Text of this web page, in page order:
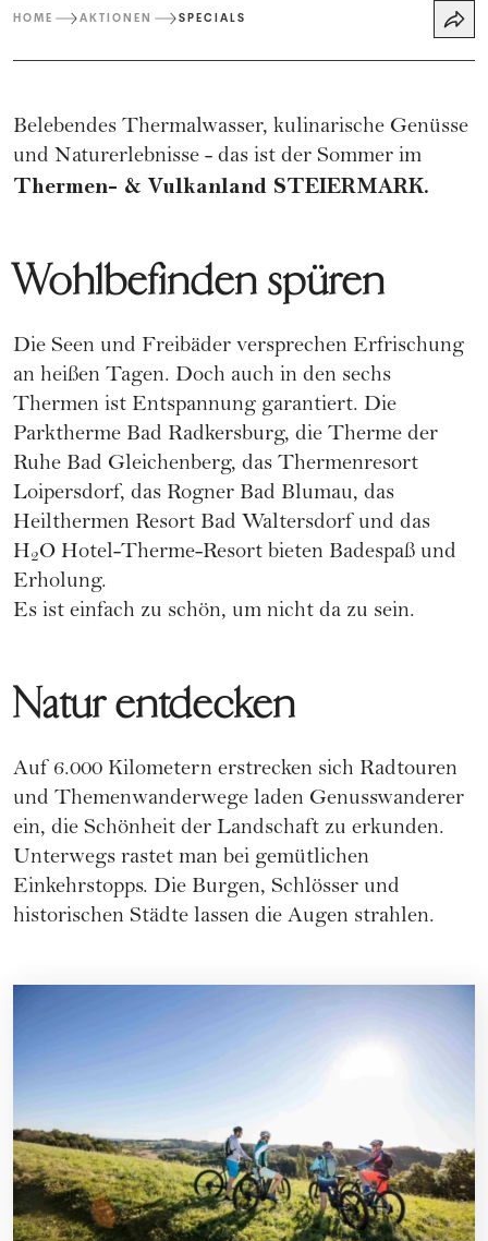
HOME AKTIONEN SPECIALS
Belebendes Thermalwasser, kulinarische Genüsse
und Naturerlebnisse - das ist der Sommer im
Thermen- & Vulkanland STEIERMARK.
Wohlbefinden spüren
Die Seen und Freibäder versprechen Erfrischung
an heißen Tagen. Doch auch in den sechs
Thermen ist Entspannung garantiert. Die
Parktherme Bad Radkersburg, die Therme der
Ruhe Bad Gleichenberg, das Thermenresort
Loipersdorf, das Rogner Bad Blumau, das
Heilthermen Resort Bad Waltersdorf und das
H2O Hotel-Therme-Resort bieten Badespaß und
Erholung.
Es ist einfach zu schön, um nicht da zu sein.
Natur entdecken
Auf 6.000 Kilometern erstrecken sich Radtouren
und Themenwanderwege laden Genusswanderer
ein, die Schönheit der Landschaft zu erkunden.
Unterwegs rastet man bei gemütlichen
Einkehrstopps. Die Burgen, Schlösser und
historischen Städte lassen die Augen strahlen.